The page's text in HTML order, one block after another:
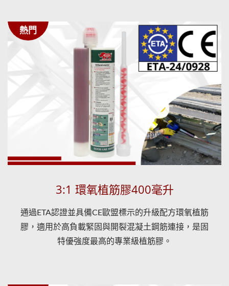
熱門
3:1 環氧植筋膠400毫升
通過ETA認證並具備CE歐盟標示的升級配方環氧植筋
膠，適用於高負載緊固與開裂混凝土鋼筋連接，是固
特優強度最高的專業級植筋膠。